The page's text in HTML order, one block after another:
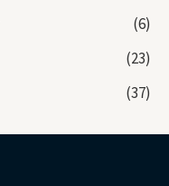
(6)
(23)
(37)